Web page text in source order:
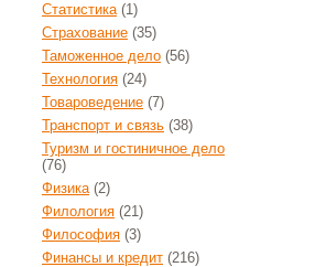
Статистика(1)
Страхование (35)
Таможенное дело (56)
Технология (24)
Товароведение (7)
Транспорт и связь (38)
Туризм и гостиничное дело
(76)
Физика(2)
Филология (21)
Философия (3)
Финансы и кредит (216)